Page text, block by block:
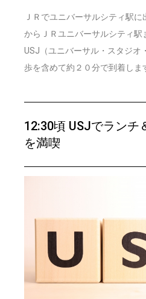
ＪＲでユニバーサルシティ駅
からＪＲユニバーサルシティ駅
USJ（ユニバーサル・スタジオ
歩を含めて約２０分で到着しま
12:30頃 USJでランチ
を満喫